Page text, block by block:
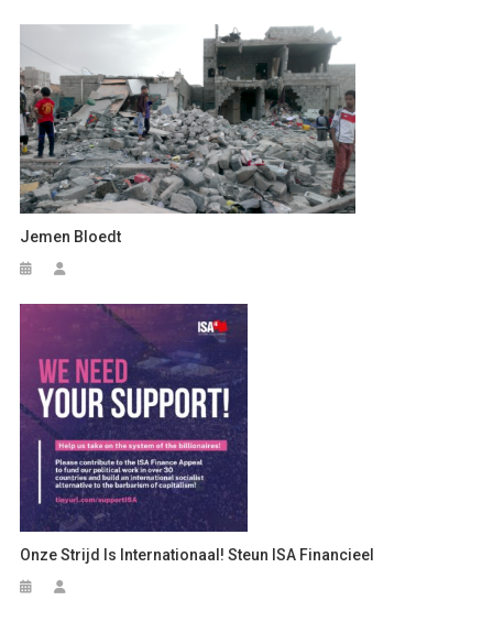
Jemen Bloedt
Onze Strijd Is Internationaal! Steun ISA Financieel